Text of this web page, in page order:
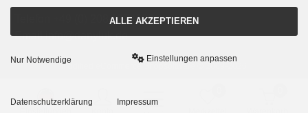
Telefon +49 (0) 208 / 874188
Email info@danyluk.de
mod
ALLE AKZEPTIEREN
Nur Notwendige Einstellungen anpassen
Datenschutzerklärung Impressum